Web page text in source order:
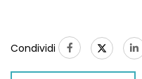
Condividi